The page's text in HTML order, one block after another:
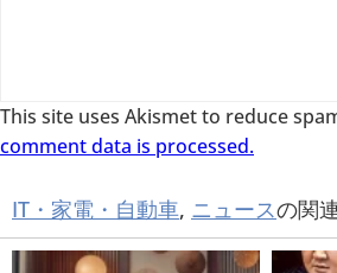
This site uses Akismet to reduce
comment data is processed.
IT・家電・自動車, ニュースの関